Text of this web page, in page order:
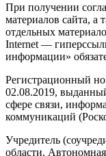
При получении
материалов сайта, а
отдельных
Internet —
информации»
Регистрационный
02.08.2019,
сфере связи,
коммуникаций
Учредитель
области,